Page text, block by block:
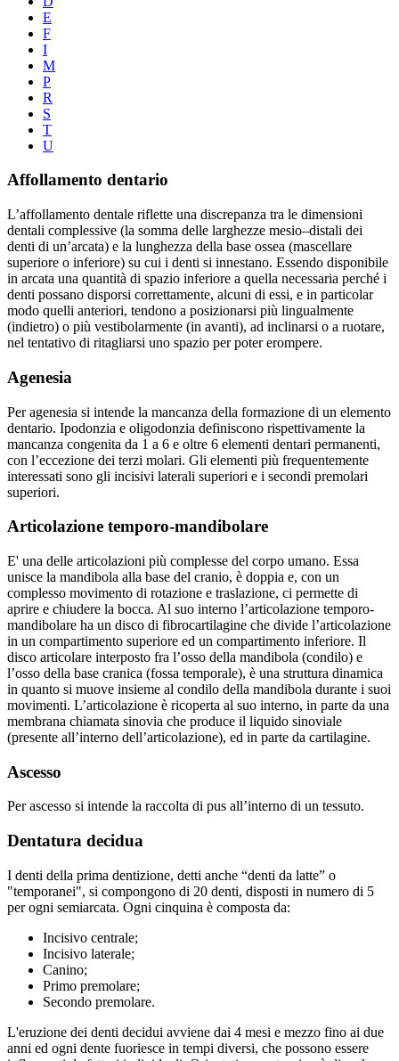
E
F
I
M
P
R
S
T
U
Affollamento dentario
L’affollamento dentale riflette una discrepanza tra le dimensioni
dentali complessive (la somma delle larghezze mesio–distali dei
denti di un’arcata) e la lunghezza della base ossea (mascellare
superiore o inferiore) su cui i denti si innestano. Essendo disponibile
in arcata una quantità di spazio inferiore a quella necessaria perché i
denti possano disporsi correttamente, alcuni di essi, e in particolar
modo quelli anteriori, tendono a posizionarsi più lingualmente
(indietro) o più vestibolarmente (in avanti), ad inclinarsi o a ruotare,
nel tentativo di ritagliarsi uno spazio per poter erompere.
Agenesia
Per agenesia si intende la mancanza della formazione di un elemento
dentario. Ipodonzia e oligodonzia definiscono rispettivamente la
mancanza congenita da 1 a 6 e oltre 6 elementi dentari permanenti,
con l’eccezione dei terzi molari. Gli elementi più frequentemente
interessati sono gli incisivi laterali superiori e i secondi premolari
superiori.
Articolazione temporo-mandibolare
E' una delle articolazioni più complesse del corpo umano. Essa
unisce la mandibola alla base del cranio, è doppia e, con un
complesso movimento di rotazione e traslazione, ci permette di
aprire e chiudere la bocca. Al suo interno l’articolazione temporo-
mandibolare ha un disco di fibrocartilagine che divide l’articolazione
in un compartimento superiore ed un compartimento inferiore. Il
disco articolare interposto fra l’osso della mandibola (condilo) e
l’osso della base cranica (fossa temporale), è una struttura dinamica
in quanto si muove insieme al condilo della mandibola durante i suoi
movimenti. L’articolazione è ricoperta al suo interno, in parte da una
membrana chiamata sinovia che produce il liquido sinoviale
(presente all’interno dell’articolazione), ed in parte da cartilagine.
Ascesso
Per ascesso si intende la raccolta di pus all’interno di un tessuto.
Dentatura decidua
I denti della prima dentizione, detti anche “denti da latte” o
"temporanei", si compongono di 20 denti, disposti in numero di 5
per ogni semiarcata. Ogni cinquina è composta da:
Incisivo centrale;
Incisivo laterale;
Canino;
Primo premolare;
Secondo premolare.
L'eruzione dei denti decidui avviene dai 4 mesi e mezzo fino ai due
anni ed ogni dente fuoriesce in tempi diversi, che possono essere